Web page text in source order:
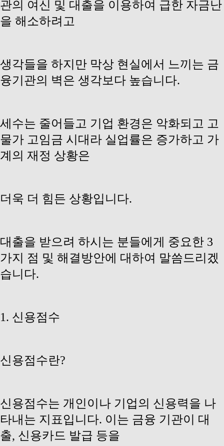
관의 여신 및 대출을 이용하여 급한 자금난
을 해소하려고
생각들을 하지만 막상 현실에서 느끼는 금
융기관의 벽은 생각보다 높습니다.
세수는 줄어들고 기업 환경은 악화되고 고
물가 고임금 시대라 실업률은 증가하고 가
계의 재정 상황은
더욱 더 힘든 상황입니다.
대출을 받으려 하시는 분들에게 중요한 3
가지 점 및 해결방안에 대하여 말씀드리겠
습니다.
1. 신용점수
신용점수란?
신용점수는 개인이나 기업의 신용력을 나
타내는 지표입니다. 이는 금융 기관이 대
출, 신용카드 발급 등을